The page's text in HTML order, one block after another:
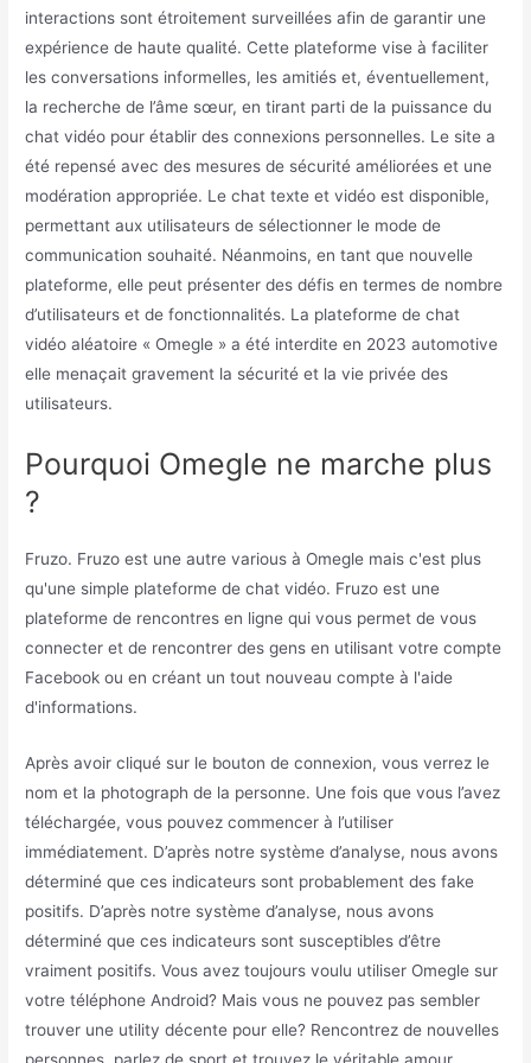
interactions sont étroitement surveillées afin de garantir une
expérience de haute qualité. Cette plateforme vise à faciliter
les conversations informelles, les amitiés et, éventuellement,
la recherche de l’âme sœur, en tirant parti de la puissance du
chat vidéo pour établir des connexions personnelles. Le site a
été repensé avec des mesures de sécurité améliorées et une
modération appropriée. Le chat texte et vidéo est disponible,
permettant aux utilisateurs de sélectionner le mode de
communication souhaité. Néanmoins, en tant que nouvelle
plateforme, elle peut présenter des défis en termes de nombre
d’utilisateurs et de fonctionnalités. La plateforme de chat
vidéo aléatoire « Omegle » a été interdite en 2023 automotive
elle menaçait gravement la sécurité et la vie privée des
utilisateurs.
Pourquoi Omegle ne marche plus
?
Fruzo. Fruzo est une autre various à Omegle mais c'est plus
qu'une simple plateforme de chat vidéo. Fruzo est une
plateforme de rencontres en ligne qui vous permet de vous
connecter et de rencontrer des gens en utilisant votre compte
Facebook ou en créant un tout nouveau compte à l'aide
d'informations.
Après avoir cliqué sur le bouton de connexion, vous verrez le
nom et la photograph de la personne. Une fois que vous l’avez
téléchargée, vous pouvez commencer à l’utiliser
immédiatement. D’après notre système d’analyse, nous avons
déterminé que ces indicateurs sont probablement des fake
positifs. D’après notre système d’analyse, nous avons
déterminé que ces indicateurs sont susceptibles d’être
vraiment positifs. Vous avez toujours voulu utiliser Omegle sur
votre téléphone Android? Mais vous ne pouvez pas sembler
trouver une utility décente pour elle? Rencontrez de nouvelles